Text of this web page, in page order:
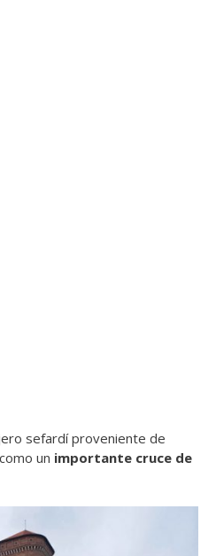
sefardí proveniente de
un importante cruce de